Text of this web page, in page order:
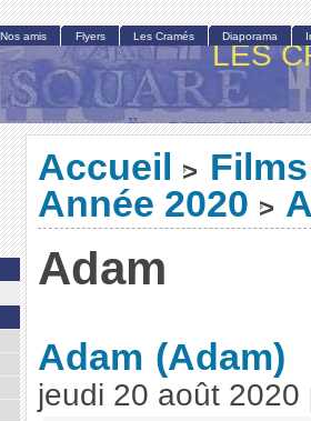
LES
Accueil >
Année 2020 >
Adam
Adam (Adam)
jeudi 20 août 2020
Nos amis Flyers Les Cramés Diaporama